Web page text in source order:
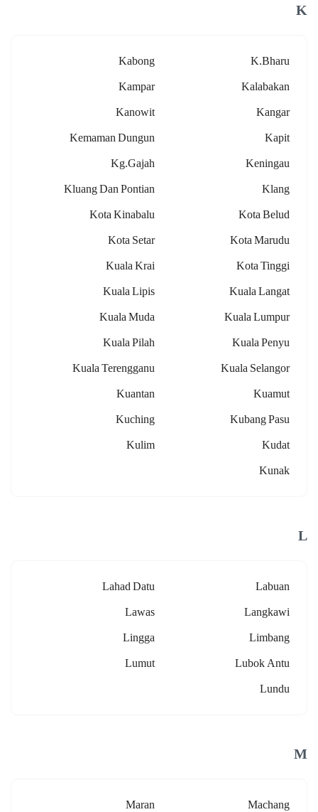
K
K.bharu
Kabong
Kalabakan
Kampar
Kangar
Kanowit
Kapit
Kemaman Dungun
Keningau
Kg.gajah
Klang
Kluang Dan Pontian
Kota Belud
Kota Kinabalu
Kota Marudu
Kota Setar
Kota Tinggi
Kuala Krai
Kuala Langat
Kuala Lipis
Kuala Lumpur
Kuala Muda
Kuala Penyu
Kuala Pilah
Kuala Selangor
Kuala Terengganu
Kuamut
Kuantan
Kubang Pasu
Kuching
Kudat
Kulim
Kunak
L
Labuan
Lahad Datu
Langkawi
Lawas
Limbang
Lingga
Lubok Antu
Lumut
Lundu
M
Machang
Maran